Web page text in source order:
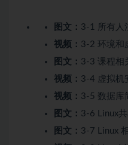
图文： 3-1 所有人
视频： 3-2 环境和
图文： 3-3 课程相
视频： 3-4 虚拟机
视频： 3-5 数据库
图文： 3-6 Linux
图文： 3-7 Linux